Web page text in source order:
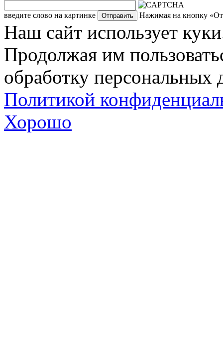
введите слово на картинке Нажимая на кнопку
Наш сайт использует
Продолжая им
обработку персональных
Политикой
Хорошо